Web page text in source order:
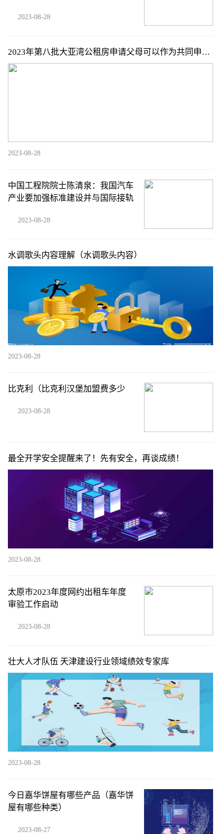
2023-08-28
2023年第八批大亚湾公租房申请父母可以作为共同申请
人吗
2023-08-28
中国工程院院士陈清泉：我国汽车
产业要加强标准建设并与国际接轨
2023-08-28
水调歌头内容理解（水调歌头内容）
2023-08-28
比克利（比克利汉堡加盟费多少
2023-08-28
最全开学安全提醒来了！先有安全，再谈成绩！
2023-08-28
太原市2023年度网约出租车年度
审验工作启动
2023-08-28
壮大人才队伍 天津建设行业领域绩效专家库
2023-08-28
今日嘉华饼屋有哪些产品（嘉华饼
屋有哪些种类）
2023-08-27